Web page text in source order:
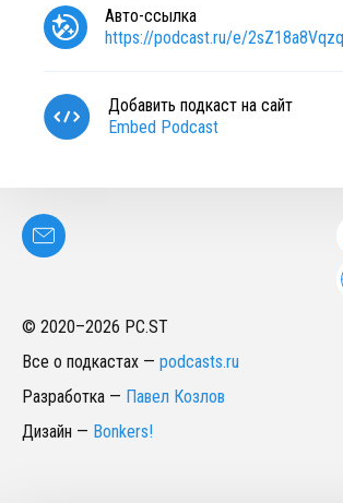
Авто-ссылка
https://podcast.ru/e/
Добавить подкаст на сайт
Embed Podcast
© 2020–2026 PC.ST
Все о подкастах — podcasts.ru
Разработка — Павел Козлов
Дизайн — Bonkers!